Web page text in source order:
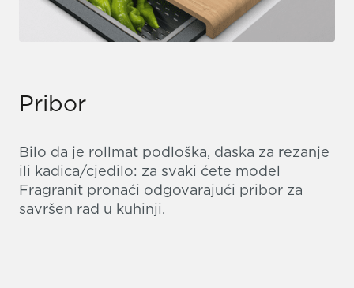
Pribor
Bilo da je rollmat podloška, daska za rezanje
ili kadica/cjedilo: za svaki ćete model
Fragranit pronaći odgovarajući pribor za
savršen rad u kuhinji.